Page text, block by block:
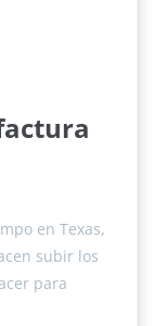
en Texas,
subir los
para